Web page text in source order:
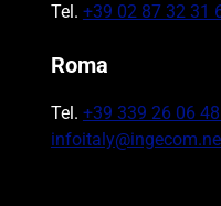
Tel. +39 02 87 32 31
Roma
Tel. +39 339 26 06